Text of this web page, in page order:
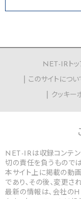
NET-IRト
このサイトについ
クッキー
NET-IRは収録コンテン
切の責任を負うものでは
本サイト上に掲載の動
であり、その後、変更さ
最新の情報は、会社の